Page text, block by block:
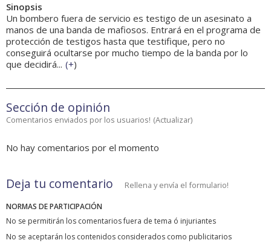
Sinopsis
Un bombero fuera de servicio es testigo de un asesinato a
manos de una banda de mafiosos. Entrará en el programa de
protección de testigos hasta que testifique, pero no
conseguirá ocultarse por mucho tiempo de la banda por lo
que decidirá... (+)
Sección de opinión
Comentarios enviados por los usuarios! (Actualizar)
No hay comentarios por el momento
Deja tu comentario Rellena y envía el formulario!
NORMAS DE PARTICIPACIÓN
No se permitirán los comentarios fuera de tema ó injuriantes
No se aceptarán los contenidos considerados como publicitarios